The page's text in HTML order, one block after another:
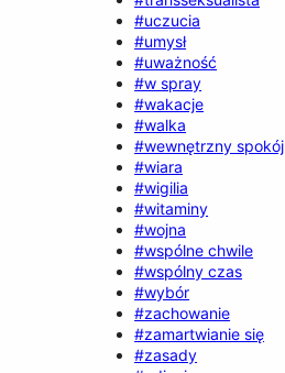
#uczucia
#umysł
#uważność
#w spray
#wakacje
#walka
#wewnętrzny spokój
#wiara
#wigilia
#witaminy
#wojna
#wspólne chwile
#wspólny czas
#wybór
#zachowanie
#zamartwianie się
#zasady